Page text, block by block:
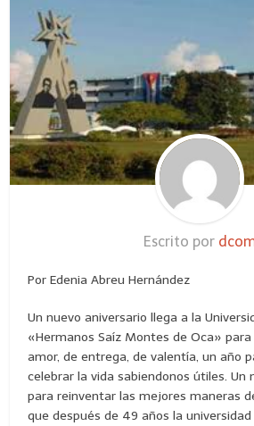
Escrito por
Por Edenia Abreu Hernández
Un nuevo aniversario llega a la
«Hermanos Saíz Montes de Oca»
amor, de entrega, de valentía, un año
celebrar la vida sabiendonos útiles. Un
para reinventar las mejores maneras
que después de 49 años la